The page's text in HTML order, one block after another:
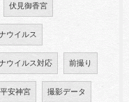
伏見御香宮
ウイルス
ウイルス対応 前撮り
平安神宮 撮影データ